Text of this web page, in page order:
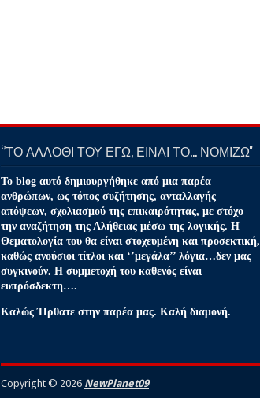
‘’ΤΟ ΑΛΛΟΘΙ ΤΟΥ ΕΓΩ, ΕΙΝΑΙ ΤΟ… ΝΟΜΙΖΩ''
Το blog αυτό δημιουργήθηκε από μια παρέα
ανθρώπων, ως τόπος συζήτησης, ανταλλαγής
απόψεων, σχολιασμού της επικαιρότητας, με στόχο
την αναζήτηση της Αλήθειας μέσω της λογικής. Η
Θεματολογία του θα είναι στοχευμένη και προσεκτική,
καθώς ανούσιοι τίτλοι και ‘’μεγάλα’’ λόγια…δεν μας
συγκινούν. Η συμμετοχή του καθενός είναι
ευπρόσδεκτη….
Καλώς Ήρθατε στην παρέα μας. Καλή διαμονή.
Copyright © 2026 NewPlanet09